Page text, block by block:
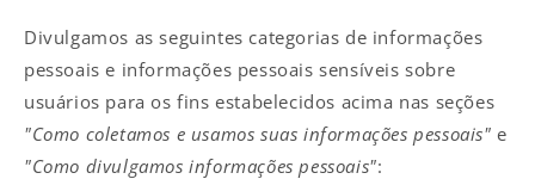
Divulgamos as seguintes categorias de informações
pessoais e informações pessoais sensíveis sobre
usuários para os fins estabelecidos acima nas seções
"Como coletamos e usamos suas informações pessoais" e
"Como divulgamos informações pessoais":